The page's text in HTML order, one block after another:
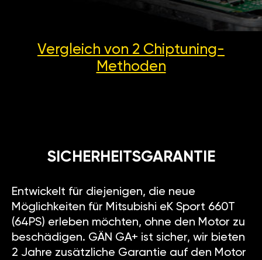
Vergleich von 2 Chiptuning-
Methoden
SICHERHEITSGARANTIE
Entwickelt für diejenigen, die neue
Möglichkeiten für Mitsubishi eK Sport 660T
(64PS) erleben möchten, ohne den Motor zu
beschädigen. GÄN GA+ ist sicher, wir bieten
2 Jahre zusätzliche Garantie auf den Motor